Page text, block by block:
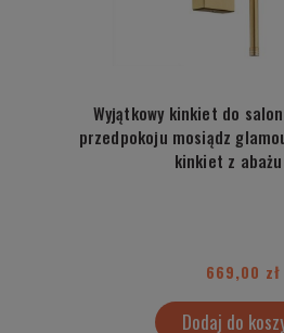
Wyjątkowy kinkiet do
przedpokoju mosiądz
kinkiet z
669,00 zł
Dodaj do